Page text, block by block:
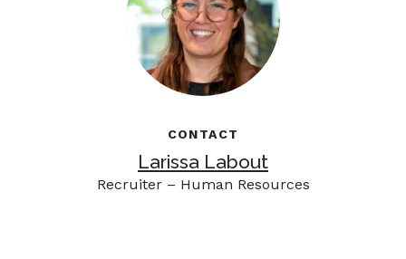
CONTACT
Larissa Labout
Recruiter – Human Resources